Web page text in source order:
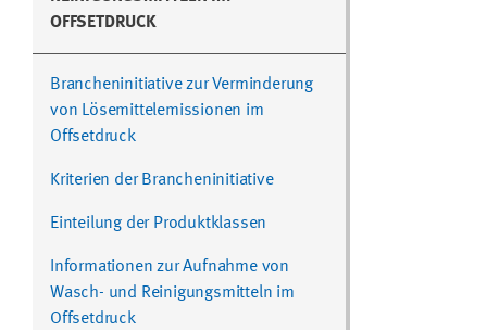
OFFSETDRUCK
Brancheninitiative zur Verminderung
von Lösemittelemissionen im
Offsetdruck
Kriterien der Brancheninitiative
Einteilung der Produktklassen
Informationen zur Aufnahme von
Wasch- und Reinigungsmitteln im
Offsetdruck